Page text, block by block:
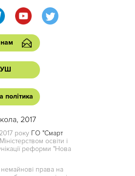
політика
2017
року ГО "Смарт
освіти і
реформи "Нова
права на